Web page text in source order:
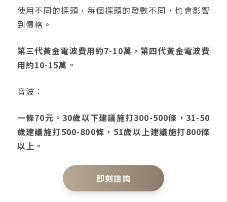
使用不同的探頭，每個探頭的發數不同，也會影響
到價格。
第三代黃金電波費用約7-10萬，第四代黃金電波費
用約10-15萬。
音波：
一條70元。30歲以下建議施打300-500條，31-50
歲建議施打500-800條，51歲以上建議施打800條
以上。
即刻諮詢